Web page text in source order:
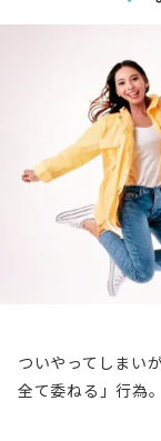
ついやってしまい
全て委ねる」行為。